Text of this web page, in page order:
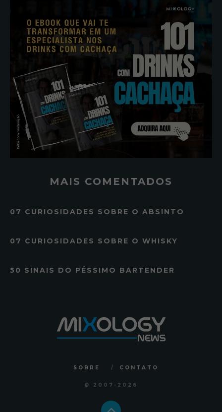
MAIS COMENTADOS
07 CURIOSIDADES SOBRE O ABSINTO
07 CURIOSIDADES SOBRE O WHISKY
50 SINAIS DO PÉSSIMO BARTENDER
SOBRE CONTATO
© 2007 -2026